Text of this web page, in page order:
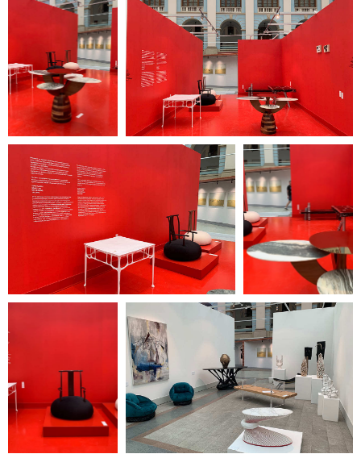
Политика
конфиденциальности
© ООО «Heritage Art
Interiors», 2024. Все права
защищены
+7 / 495 / 625-02-28
127 051, Россия, Москва,
Петровка, 20/1, подъезд №
2, этаж 4 (вход со стороны
переулка Петровские
(понедельник —
воскресенье)
Галерея не работает в дни
государственных
праздников.
Стоимость билета — 350
рублей.
Для пенсионеров и лиц с
ограниченными
возможностями вход
свободный.
gallery@heritage-gallery.ru
instagram: heritagegallerymoscow
telegram: Heritage Gallery